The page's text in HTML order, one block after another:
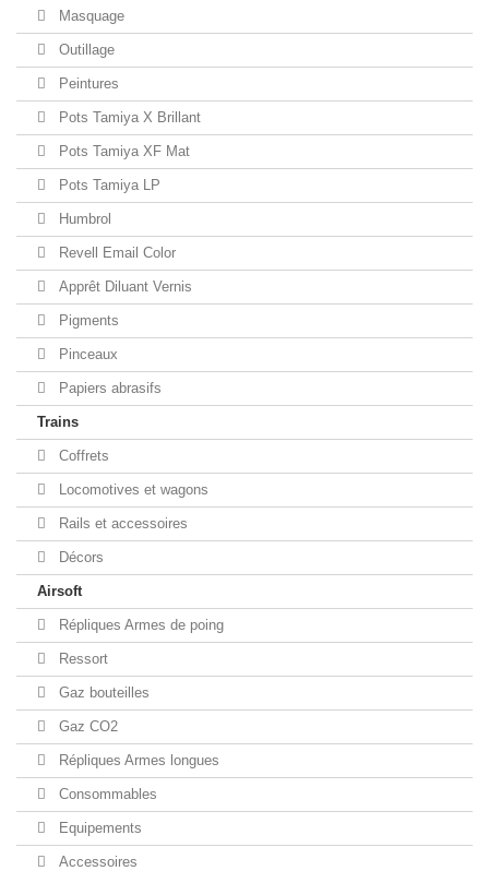
Masquage
Outillage
Peintures
Pots Tamiya X Brillant
Pots Tamiya XF Mat
Pots Tamiya LP
Humbrol
Revell Email Color
Apprêt Diluant Vernis
Pigments
Pinceaux
Papiers abrasifs
Trains
Coffrets
Locomotives et wagons
Rails et accessoires
Décors
Airsoft
Répliques Armes de poing
Ressort
Gaz bouteilles
Gaz CO2
Répliques Armes longues
Consommables
Equipements
Accessoires